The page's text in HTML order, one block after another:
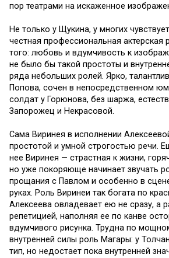
пор театрами на искаженное
Не только у Щукина, у многих
честная профессиональная актерская
того: любовь и вдумчивость к
не было бы такой простоты и
ряда небольших ролей. Ярко,
Попова, сочен в непосредственном
солдат у Горюнова, без шаржа,
Запорожец и Некрасовой.
Сама Виринея в исполнении
простотой и умной строгостью речи.
нее Виринея — страстная к жизни,
но уже покоряюще начинает звучать
прощания с Павлом и особенно в
руках. Роль Виринеи так богата по
Алексеева овладевает ею не сразу, а
репетицией, наполняя ее по канве
вдумчивого рисунка. Трудна по
внутренней силы роль Магары: у
тип, но недостает пока внутренней